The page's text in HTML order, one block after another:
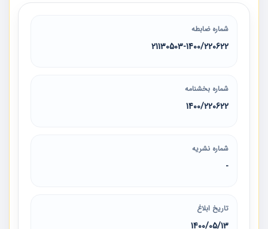
شماره ضابطه
21130503-1400/220622
شماره بخشنامه
1400/220622
شماره نشریه
-
تاریخ ابلاغ
1400/05/13